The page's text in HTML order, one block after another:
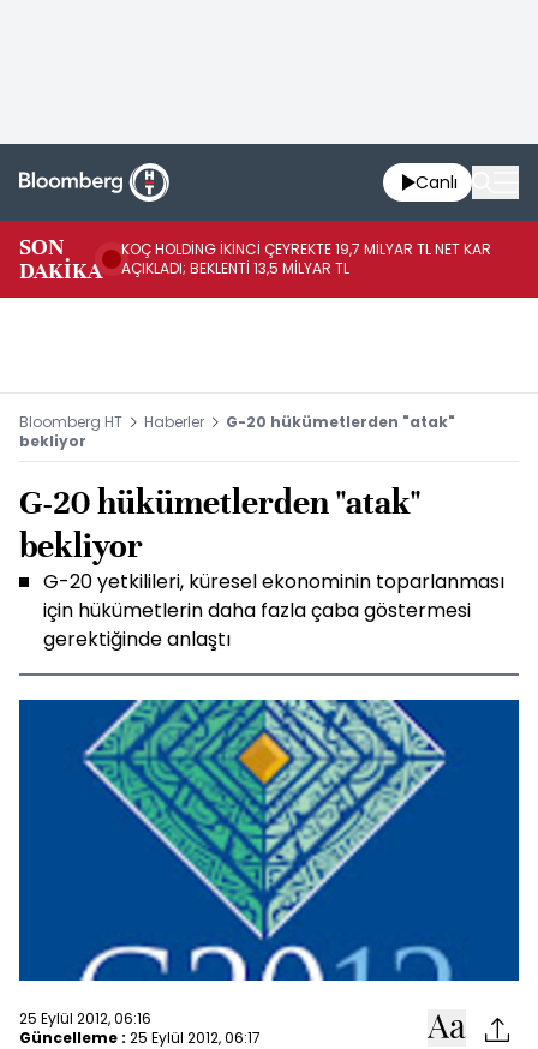
Canlı
SON
DAKİKA
KOÇ HOLDİNG İKİNCİ ÇEYREKTE 19,7 MİLYAR TL NET KAR
AÇIKLADI; BEKLENTİ 13,5 MİLYAR TL
Bloomberg HT Haberler
G-20 hükümetlerden "atak"
bekliyor
G-20 hükümetlerden "atak"
bekliyor
G-20 yetkilileri, küresel ekonominin toparlanması
için hükümetlerin daha fazla çaba göstermesi
gerektiğinde anlaştı
25 Eylül 2012, 06:16
Güncelleme : 25 Eylül 2012, 06:17